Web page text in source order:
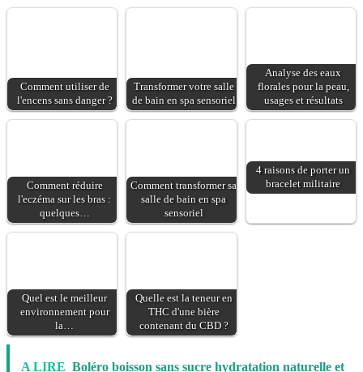
Eau de Parfum est
disponible en format
100ml rechargeable,
compatible avec la
composition s'ouvre sur
récoltés aux premières
lueurs du jour sur les
flancs des montagnes
l'Iris délicat fusionnent
avec des notes
d'Ambrette et de Musc
pour femme auquel il
transparence, révèle la
lumineux. Irresistible
disponible en format
Comment utiliser de
l'encens sans danger ?
Transformer votre salle
de bain en spa sensoriel
Analyse des eaux
florales pour la peau,
usages et résultats
Comment réduire
l'eczéma sur les bras :
quelques…
Comment transformer sa
salle de bain en spa
sensoriel
4 raisons de porter un
bracelet militaire
Quel est le meilleur
environnement pour
la…
Quelle est la teneur en
THC d'une bière
contenant du CBD ?
A LIRE Boléro boisson sans sucre hydratation naturelle et